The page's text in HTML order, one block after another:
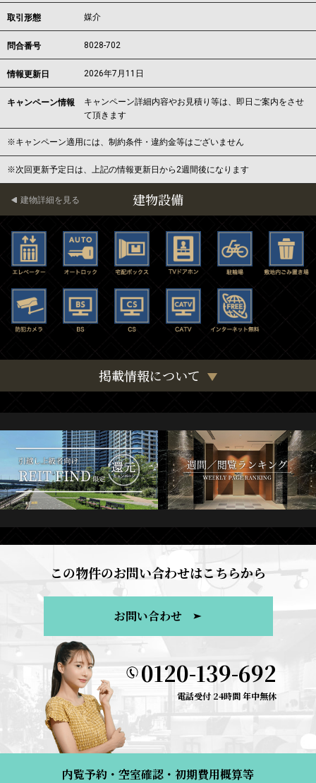
取引形態 媒介
問合番号 8028-702
情報更新日 2026年7月11日
キャンペーン情報
キャンペーン詳細内容やお見積り等は、即日ご案内をさせ
て頂きます
※キャンペーン適用には、制約条件・違約金等はございません
※次回更新予定日は、上記の情報更新日から2週間後になります
建物設備
建物詳細を見る
掲載情報について
この物件のお問い合わせはこちらから
お問い合わせ
0120-139-692
電話受付 24時間 年中無休
内覧予約・空室確認・初期費用概算等